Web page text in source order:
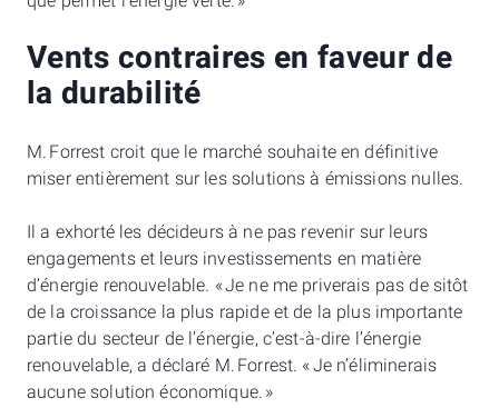
Vents contraires en faveur de
la durabilité
M. Forrest croit que le marché souhaite en définitive
miser entièrement sur les solutions à émissions nulles.
Il a exhorté les décideurs à ne pas revenir sur leurs
engagements et leurs investissements en matière
d’énergie renouvelable. « Je ne me priverais pas de sitôt
de la croissance la plus rapide et de la plus importante
partie du secteur de l’énergie, c’est-à-dire l’énergie
renouvelable, a déclaré M. Forrest. « Je n’éliminerais
aucune solution économique. »